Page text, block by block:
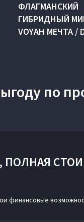
ФЛАГМАНСКИЙ
ГИБРИДНЫЙ
VOYAH МЕЧТА /
по
ПОЛНАЯ
финансовые